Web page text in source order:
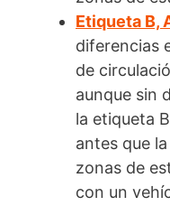
Etiqueta B,
diferencias
de
aunque sin
la etiqueta
antes que
zonas de
con un